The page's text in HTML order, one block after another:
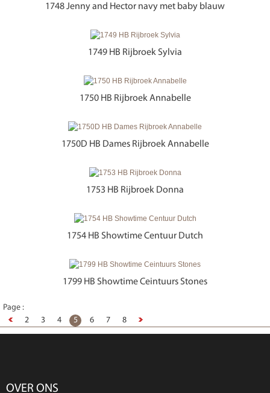
1748 Jenny and Hector navy met baby blauw
1749 HB Rijbroek Sylvia
1750 HB Rijbroek Annabelle
1750D HB Dames Rijbroek Annabelle
1753 HB Rijbroek Donna
1754 HB Showtime Centuur Dutch
1799 HB Showtime Ceintuurs Stones
Page :
2
3 4 5 6 7 8
OVER ONS